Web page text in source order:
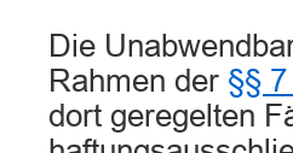
Die
Rahmen der §§
dort geregelten